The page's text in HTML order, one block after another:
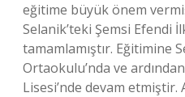
eğitime büyük önem
Selanik’teki Şemsi Efendi
tamamlamıştır. Eğitimine
Ortaokulu’nda ve
Lisesi’nde devam